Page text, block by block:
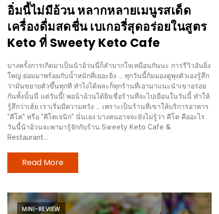
ลิ
เดย์
เชียงใหม่
PANDA
TIME
:
ทำไม
เรา
ไม่
ทำ
อาหาร
เอง?
อิ่มนี้ไม่มีอ้วน หลากหลายเมนูรสเด็ด
เครื่องดื่มสดชื่น เบเกอรี่สุดอร่อยในสูตร
Keto ที่ Sweety Keto Cafe
บางครั้งการเกิดมาเป็นน้าอ้วนนี่ก็ลำบากใจเหมือนกันนะ การรีวิวอันยิ่ง
ใหญ่ ย่อมมาพร้อมกับน้ำหนักที่เยอะยิ่ง ... ทุกวันนี้ก้มมองดูพุงตัวเองรู้สึก
ว่ามันขยายตัวขึ้นทุกที ทำไงได้หละก็ทุกร้านที่เอามาแนะนำเขาอร่อย
กันทั้งนั้นนี่ แต่วันนี้! พอน้าอ้วนได้ยินชื่อร้านที่จะไปเยือนในวันนี้ ทำให้
รู้สึกว่าเฮ้ย เราเริ่มมีความหวัง ... เพราะเป็นร้านที่เขาให้บริการอาหาร
"คีโต" หรือ "คีโตเจนิก" นั่นเอง บางคนอาจจะยังไม่รู้ว่า คีโต คืออะไร
วันนี้น้าอ้วนจะพามารู้จักกับร้าน Sweety Keto Cafe &
Restaurant...
Read More
MINI-REVIEW